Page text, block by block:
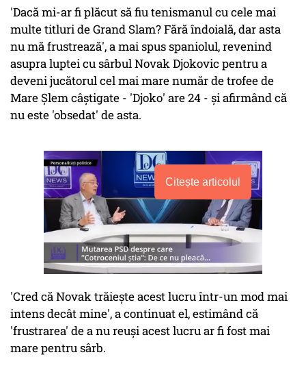
'Dacă mi-ar fi plăcut să fiu tenismanul cu cele mai
multe titluri de Grand Slam? Fără îndoială, dar asta
nu mă frustrează', a mai spus spaniolul, revenind
asupra luptei cu sârbul Novak Djokovic pentru a
deveni jucătorul cel mai mare număr de trofee de
Mare Şlem câştigate - 'Djoko' are 24 - şi afirmând că
nu este 'obsedat' de asta.
Citește articolul
'Cred că Novak trăieşte acest lucru într-un mod mai
intens decât mine', a continuat el, estimând că
'frustrarea' de a nu reuşi acest lucru ar fi fost mai
mare pentru sârb.